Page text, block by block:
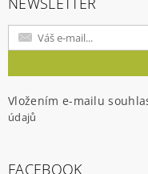
Vložením e-mailu
údajů
FACEBOOK